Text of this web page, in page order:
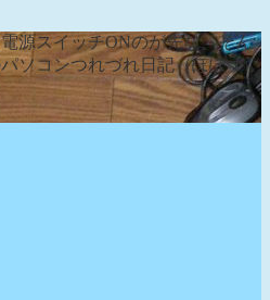
源スイッチONのが先な、そん
ソコンつれづれ日記（ぽぽづ